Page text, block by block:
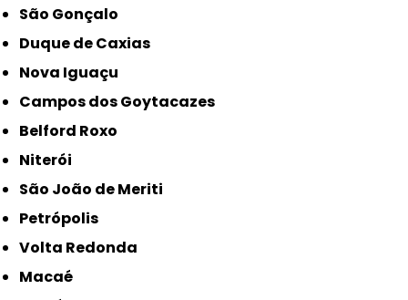
São Gonçalo
Duque de Caxias
Nova Iguaçu
Campos dos Goytacazes
Belford Roxo
Niterói
São João de Meriti
Petrópolis
Volta Redonda
Macaé